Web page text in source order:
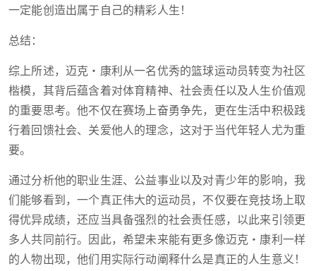
一定能创造出属于自己的精彩人生！
总结：
综上所述，迈克・康利从一名优秀的篮球运动员转变为社区
楷模，其背后蕴含着对体育精神、社会责任以及人生价值观
的重要思考。他不仅在赛场上奋勇争先，更在生活中积极践
行着回馈社会、关爱他人的理念，这对于当代年轻人尤为重
要。
通过分析他的职业生涯、公益事业以及对青少年的影响，我
们能够看到，一个真正伟大的运动员，不仅要在竞技场上取
得优异成绩，还应当具备强烈的社会责任感，以此来引领更
多人共同前行。因此，希望未来能有更多像迈克・康利一样
的人物出现，他们用实际行动阐释什么是真正的人生意义！